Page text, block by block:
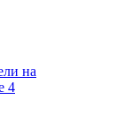
на
4